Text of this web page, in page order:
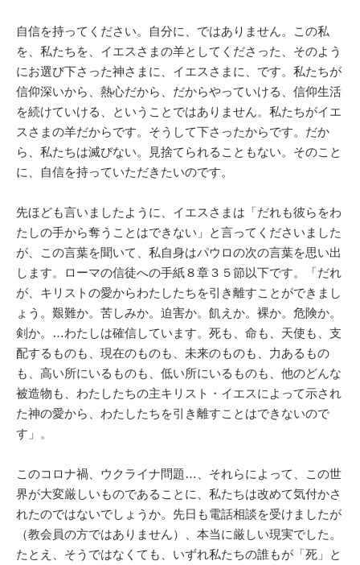
自信を持ってください。自分に、ではありません。この私
を、私たちを、イエスさまの羊としてくださった、そのよう
にお選び下さった神さまに、イエスさまに、です。私たちが
信仰深いから、熱心だから、だからやっていける、信仰生活
を続けていける、ということではありません。私たちがイエ
スさまの羊だからです。そうして下さったからです。だか
ら、私たちは滅びない。見捨てられることもない。そのこと
に、自信を持っていただきたいのです。
先ほども言いましたように、イエスさまは「だれも彼らをわ
たしの手から奪うことはできない」と言ってくださいました
が、この言葉を聞いて、私自身はパウロの次の言葉を思い出
します。ローマの信徒への手紙８章３５節以下です。「だれ
が、キリストの愛からわたしたちを引き離すことができまし
ょう。艱難か。苦しみか。迫害か。飢えか。裸か。危険か。
剣か。…わたしは確信しています。死も、命も、天使も、支
配するものも、現在のものも、未来のものも、力あるもの
も、高い所にいるものも、低い所にいるものも、他のどんな
被造物も、わたしたちの主キリスト・イエスによって示され
た神の愛から、わたしたちを引き離すことはできないので
す」。
このコロナ禍、ウクライナ問題…、それらによって、この世
界が大変厳しいものであることに、私たちは改めて気付かさ
れたのではないでしょうか。先日も電話相談を受けましたが
（教会員の方ではありません）、本当に厳しい現実でした。
たとえ、そうではなくても、いずれ私たちの誰もが「死」と